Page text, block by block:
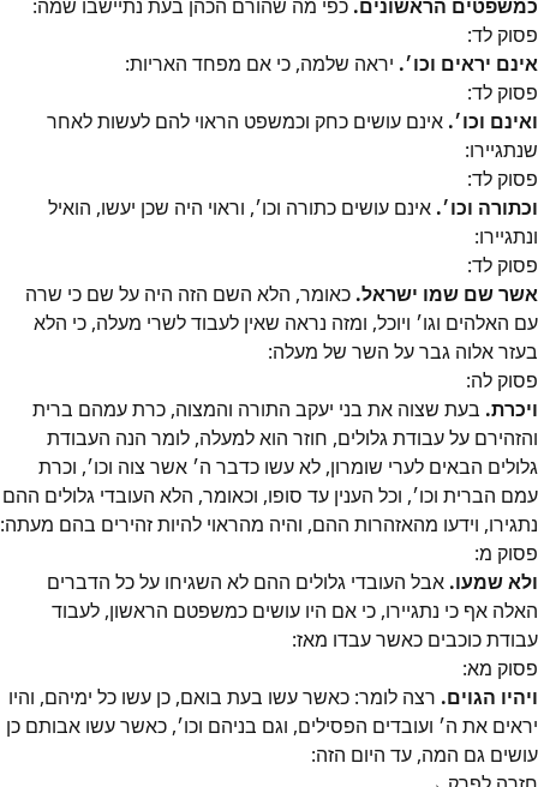
כמשפטים הראשונים. כפי מה שהורם הכהן בעת נתיישבו שמה:
פסוק לד:
אינם יראים וכו׳. יראה שלמה, כי אם מפחד האריות:
פסוק לד:
ואינם וכו׳. אינם עושים כחק וכמשפט הראוי להם לעשות לאחר
שנתגיירו:
פסוק לד:
וכתורה וכו׳. אינם עושים כתורה וכו׳, וראוי היה שכן יעשו, הואיל
ונתגיירו:
פסוק לד:
אשר שם שמו ישראל. כאומר, הלא השם הזה היה על שם כי שרה
עם האלהים וגו׳ ויוכל, ומזה נראה שאין לעבוד לשרי מעלה, כי הלא
בעזר אלוה גבר על השר של מעלה:
פסוק לה:
ויכרת. בעת שצוה את בני יעקב התורה והמצוה, כרת עמהם ברית
והזהירם על עבודת גלולים, חוזר הוא למעלה, לומר הנה העבודת
גלולים הבאים לערי שומרון, לא עשו כדבר ה׳ אשר צוה וכו׳, וכרת
עמם הברית וכו׳, וכל הענין עד סופו, וכאומר, הלא העובדי גלולים ההם
נתגירו, וידעו מהאזהרות ההם, והיה מהראוי להיות זהירים בהם מעתה:
פסוק מ:
ולא שמעו. אבל העובדי גלולים ההם לא השגיחו על כל הדברים
האלה אף כי נתגיירו, כי אם היו עושים כמשפטם הראשון, לעבוד
עבודת כוכבים כאשר עבדו מאז:
פסוק מא:
ויהיו הגוים. רצה לומר: כאשר עשו בעת בואם, כן עשו כל ימיהם, והיו
יראים את ה׳ ועובדים הפסילים, וגם בניהם וכו׳, כאשר עשו אבותם כן
עושים גם המה, עד היום הזה: